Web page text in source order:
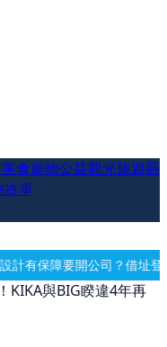
美食寵物公益觀光旅遊藝
故事
記・公司設立・工商登記一
KIKA與BIG睽違4年再